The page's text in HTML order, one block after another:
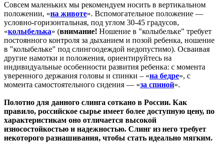
Совсем маленьких мы рекомендуем носить в вертикальном
положении, «на животе». Вспомогательное положение —
условно-горизонтальная, под углом 30-45 градусов,
«колыбелька» (внимание! Ношение в "колыбельке" требует
постоянного контроля за дыханием и позой ребенка, ношение
в "колыбельке" под слингоодеждой недопустимо). Осваивая
другие намотки и положения, ориентируйтесь на
индивидуальные особенности развития ребенка: с момента
уверенного держания головы и спинки – «на бедре», с
момента самостоятельного сидения — «за спиной».
Полотно для данного слинга соткано в России. Как
правило, российское сырье имеет более доступную цену, по
характеристикам оно отличается высокой
износостойкостью и надежностью. Слинг из него требует
некоторого разнашивания, чтобы стать идеально мягким.